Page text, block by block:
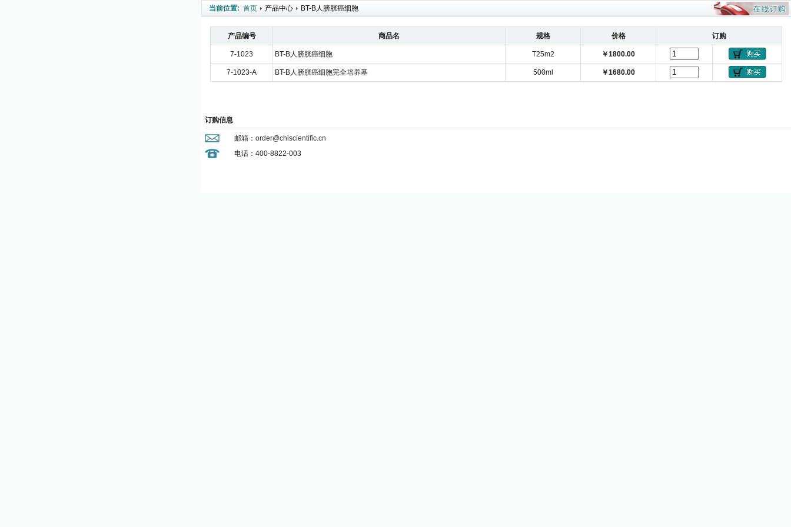
当前位置: 首页 产品中心 BT-B人膀胱癌细胞
产品编号 商品名 规格 价格 订购
7-1023 BT-B人膀胱癌细胞 T25m2 ￥1800.00
7-1023-A BT-B人膀胱癌细胞完全培养基 500ml ￥1680.00
订购信息
邮箱： order@chiscientific.cn
电话：400-8822-003